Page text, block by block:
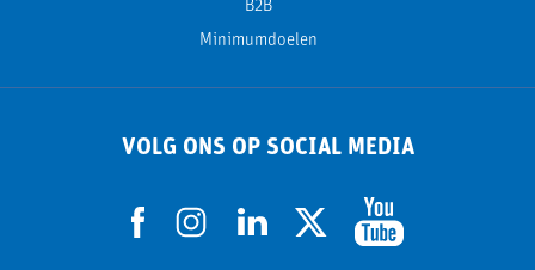
B2B
Minimumdoelen
VOLG ONS OP SOCIAL MEDIA